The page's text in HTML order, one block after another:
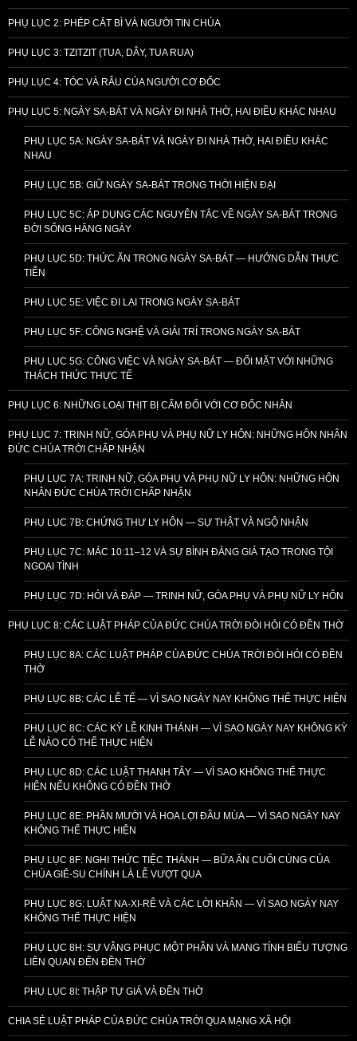
PHỤ LỤC 2: PHÉP CẮT BÌ VÀ NGƯỜI TIN CHÚA
PHỤ LỤC 3: TZITZIT (TUA, DÂY, TUA RUA)
PHỤ LỤC 4: TÓC VÀ RÂU CỦA NGƯỜI CƠ ĐỐC
PHỤ LỤC 5: NGÀY SA-BÁT VÀ NGÀY ĐI NHÀ THỜ, HAI ĐIỀU KHÁC NHAU
PHỤ LỤC 5A: NGÀY SA-BÁT VÀ NGÀY ĐI NHÀ THỜ, HAI ĐIỀU KHÁC
NHAU
PHỤ LỤC 5B: GIỮ NGÀY SA-BÁT TRONG THỜI HIỆN ĐẠI
PHỤ LỤC 5C: ÁP DỤNG CÁC NGUYÊN TẮC VỀ NGÀY SA-BÁT TRONG
ĐỜI SỐNG HẰNG NGÀY
PHỤ LỤC 5D: THỨC ĂN TRONG NGÀY SA-BÁT — HƯỚNG DẪN THỰC
TIỄN
PHỤ LỤC 5E: VIỆC ĐI LẠI TRONG NGÀY SA-BÁT
PHỤ LỤC 5F: CÔNG NGHỆ VÀ GIẢI TRÍ TRONG NGÀY SA-BÁT
PHỤ LỤC 5G: CÔNG VIỆC VÀ NGÀY SA-BÁT — ĐỐI MẶT VỚI NHỮNG
THÁCH THỨC THỰC TẾ
PHỤ LỤC 6: NHỮNG LOẠI THỊT BỊ CẤM ĐỐI VỚI CƠ ĐỐC NHÂN
PHỤ LỤC 7: TRINH NỮ, GÓA PHỤ VÀ PHỤ NỮ LY HÔN: NHỮNG HÔN NHÂN
ĐỨC CHÚA TRỜI CHẤP NHẬN
PHỤ LỤC 7A: TRINH NỮ, GÓA PHỤ VÀ PHỤ NỮ LY HÔN: NHỮNG HÔN
NHÂN ĐỨC CHÚA TRỜI CHẤP NHẬN
PHỤ LỤC 7B: CHỨNG THƯ LY HÔN — SỰ THẬT VÀ NGỘ NHẬN
PHỤ LỤC 7C: MÁC 10:11–12 VÀ SỰ BÌNH ĐẲNG GIẢ TẠO TRONG TỘI
NGOẠI TÌNH
PHỤ LỤC 7D: HỎI VÀ ĐÁP — TRINH NỮ, GÓA PHỤ VÀ PHỤ NỮ LY HÔN
PHỤ LỤC 8: CÁC LUẬT PHÁP CỦA ĐỨC CHÚA TRỜI ĐÒI HỎI CÓ ĐỀN THỜ
PHỤ LỤC 8A: CÁC LUẬT PHÁP CỦA ĐỨC CHÚA TRỜI ĐÒI HỎI CÓ ĐỀN
THỜ
PHỤ LỤC 8B: CÁC LỄ TẾ — VÌ SAO NGÀY NAY KHÔNG THỂ THỰC HIỆN
PHỤ LỤC 8C: CÁC KỲ LỄ KINH THÁNH — VÌ SAO NGÀY NAY KHÔNG KỲ
LỄ NÀO CÓ THỂ THỰC HIỆN
PHỤ LỤC 8D: CÁC LUẬT THANH TẨY — VÌ SAO KHÔNG THỂ THỰC
HIỆN NẾU KHÔNG CÓ ĐỀN THỜ
PHỤ LỤC 8E: PHẦN MƯỜI VÀ HOA LỢI ĐẦU MÙA — VÌ SAO NGÀY NAY
KHÔNG THỂ THỰC HIỆN
PHỤ LỤC 8F: NGHI THỨC TIỆC THÁNH — BỮA ĂN CUỐI CÙNG CỦA
CHÚA GIÊ-SU CHÍNH LÀ LỄ VƯỢT QUA
PHỤ LỤC 8G: LUẬT NA-XI-RÊ VÀ CÁC LỜI KHẤN — VÌ SAO NGÀY NAY
KHÔNG THỂ THỰC HIỆN
PHỤ LỤC 8H: SỰ VÂNG PHỤC MỘT PHẦN VÀ MANG TÍNH BIỂU TƯỢNG
LIÊN QUAN ĐẾN ĐỀN THỜ
PHỤ LỤC 8I: THẬP TỰ GIÁ VÀ ĐỀN THỜ
CHIA SẺ LUẬT PHÁP CỦA ĐỨC CHÚA TRỜI QUA MẠNG XÃ HỘI